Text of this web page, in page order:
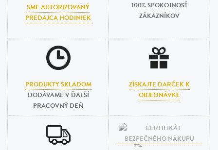
SME AUTORIZOVANÝ
PREDAJCA HODINIEK
100% SPOKOJNOSŤ
ZÁKAZNÍKOV
PRODUKTY SKLADOM
DODÁVAME V ĎALŠÍ
PRACOVNÝ DEŇ
ZÍSKAJTE DARČEK K
OBJEDNÁVKE